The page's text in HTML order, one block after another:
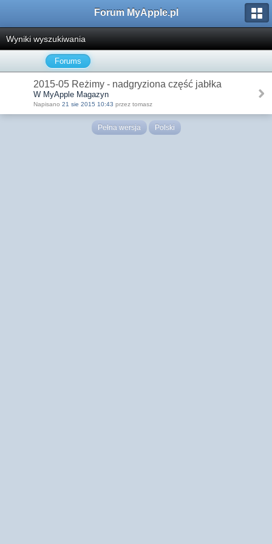
Forum MyApple.pl
Wyniki wyszukiwania
Forums
2015-05 Reżimy - nadgryziona część jabłka
W MyApple Magazyn
Napisano 21 sie 2015 10:43 przez tomasz
Pełna wersja Polski